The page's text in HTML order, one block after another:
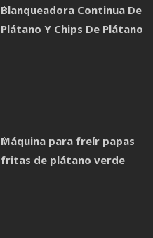
Blanqueadora Continua De
Plátano Y Chips De Plátano
Máquina para freír papas
fritas de plátano verde